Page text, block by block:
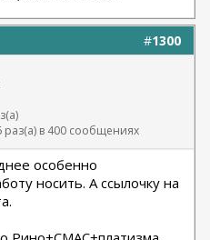
#1300
в 400 сообщениях
особенно
носить. А ссылочку на